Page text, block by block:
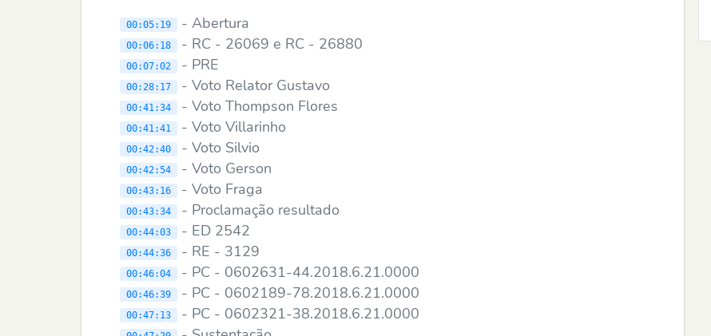
00:05:19 - Abertura
00:06:18 - RC - 26069 e RC - 26880
00:07:02 - PRE
00:28:17 - Voto Relator Gustavo
00:41:34 - Voto Thompson Flores
00:41:41 - Voto Villarinho
00:42:40 - Voto Silvio
00:42:54 - Voto Gerson
00:43:16 - Voto Fraga
00:43:34 - Proclamação resultado
00:44:03 - ED 2542
00:44:36 - RE - 3129
00:46:04 - PC - 0602631-44.2018.6.21.0000
00:46:39 - PC - 0602189-78.2018.6.21.0000
00:47:13 - PC - 0602321-38.2018.6.21.0000